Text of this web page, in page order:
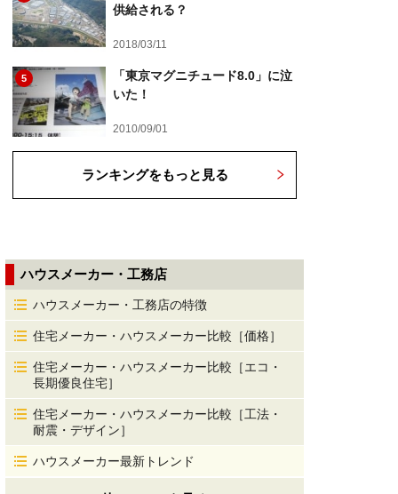
供給される？
2018/03/11
5
「東京マグニチュード8.0」に泣
いた！
2010/09/01
ランキングをもっと見る
ハウスメーカー・工務店
ハウスメーカー・工務店の特徴
住宅メーカー・ハウスメーカー比較［価格］
住宅メーカー・ハウスメーカー比較［エコ・
長期優良住宅］
住宅メーカー・ハウスメーカー比較［工法・
耐震・デザイン］
ハウスメーカー最新トレンド